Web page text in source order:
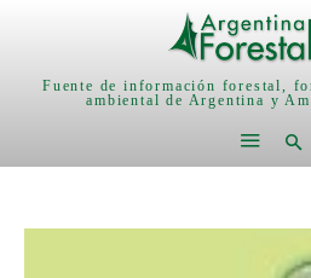
Fuente de información forestal,
ambiental de Argentina y